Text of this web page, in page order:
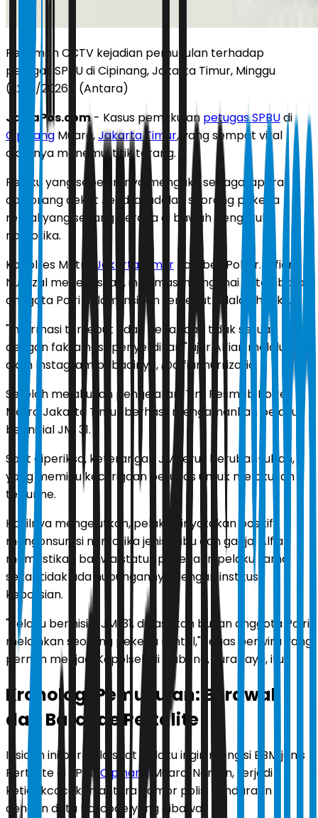
Rekaman CCTV kejadian pemukulan terhadap
petugas SPBU di Cipinang, Jakarta Timur, Minggu
(22/2/2026). (Antara)
JawaPos.com- Kasus pemukulan petugas SPBUdi
Cipinang Muara,Jakarta Timur, yang sempat viral
akhirnya menemui titik terang.
Pelaku yang sebelumnya mengaku sebagai aparat
dan orang dekat Jendral adalah seorang pekerja
rental yang sedang berada di bawah pengaruh
narkotika.
Kapolres Metro
Jakarta Timur Kombes Pol Dr. Alfian
Nurrizal menegaskan, informasi mengenai keterlibatan
anggota Polri dalam insiden tersebut adalah hoaks.
"Informasi tersebut tidak benar dan tidak sesuai
dengan fakta hasil penyelidikan," ujar Alfian melalui
akun Instagram pribadinya, @alfiannurrizal.id.
Setelah melakukan pengejaran, Tim Resmob Polres
Metro Jakarta Timur berhasil mengamankan pelaku
berinisial JM, 31.
Saat diperiksa, keterangan JM terus berubah-ubah,
yang memicu kecurigaan petugas untuk melakukan
tes urine.
Hasilnya mengejutkan, pelaku dinyatakan positif
mengonsumsi narkotika jenis sabu dan ganja. Alfian
memastikan bahwa status pekerjaan pelaku sama
sekali tidak ada hubungannya dengan institusi
kepolisian.
"Pelaku berinisial JM, 31, dipastikan bukan anggota Polri,
melainkan seorang pekerja rental," tegas perwira yang
pernah menjadi Kapolsek di Gubeng, Surabaya, itu.
Kronologi Pemukulan: Berawal
dari Barcode Pertalite
Insiden ini bermula saat pelaku ingin mengisi BBM jenis
Pertalite di SPBU CipinangMuara. Namun, terjadi
ketidakcocokan antara nomor polisi kendaraan
dengan data barcode yang dibawa.